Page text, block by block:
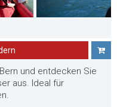
und entdecken Sie
aus. Ideal für